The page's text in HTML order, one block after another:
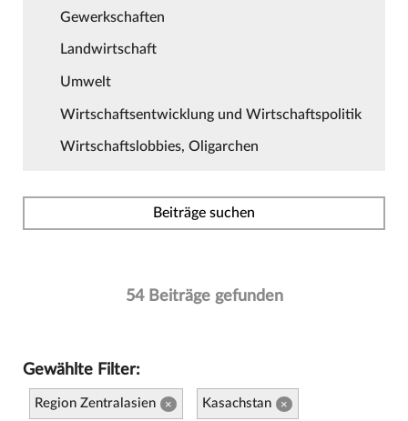
Gewerkschaften
Landwirtschaft
Umwelt
Wirtschaftsentwicklung und Wirtschaftspolitik
Wirtschaftslobbies, Oligarchen
Beiträge suchen
54 Beiträge gefunden
Gewählte Filter:
Region Zentralasien × Kasachstan ×